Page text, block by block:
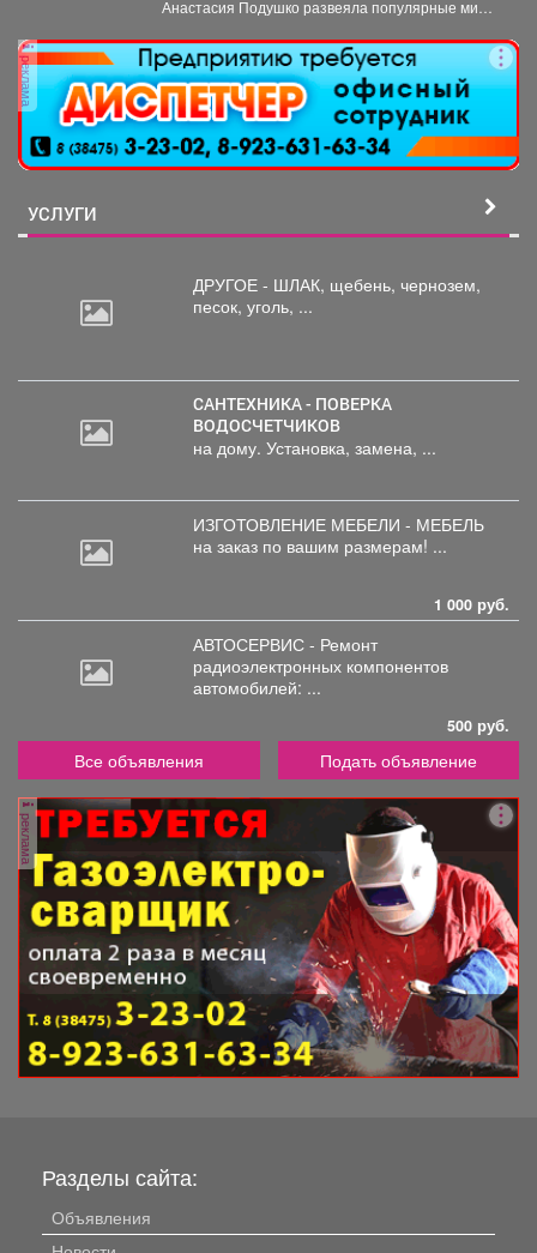
Анастасия Подушко развеяла популярные мифы
реклама
УСЛУГИ
ДРУГОЕ - ШЛАК, щебень, чернозем,
песок, уголь, ...
САНТЕХНИКА - ПОВЕРКА
ВОДОСЧЕТЧИКОВ
на дому. Установка, замена, ...
ИЗГОТОВЛЕНИЕ МЕБЕЛИ - МЕБЕЛЬ
на заказ по вашим размерам! ...
1 000 руб.
АВТОСЕРВИС - Ремонт
радиоэлектронных компонентов
автомобилей: ...
500 руб.
Все объявления Подать объявление
реклама
Разделы сайта:
Объявления